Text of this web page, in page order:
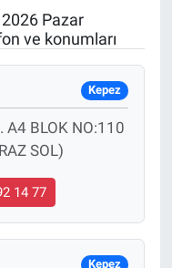
Pazar
ve konumları
Kepez
A4 BLOK NO:110
SOL)
14 77
Kepez